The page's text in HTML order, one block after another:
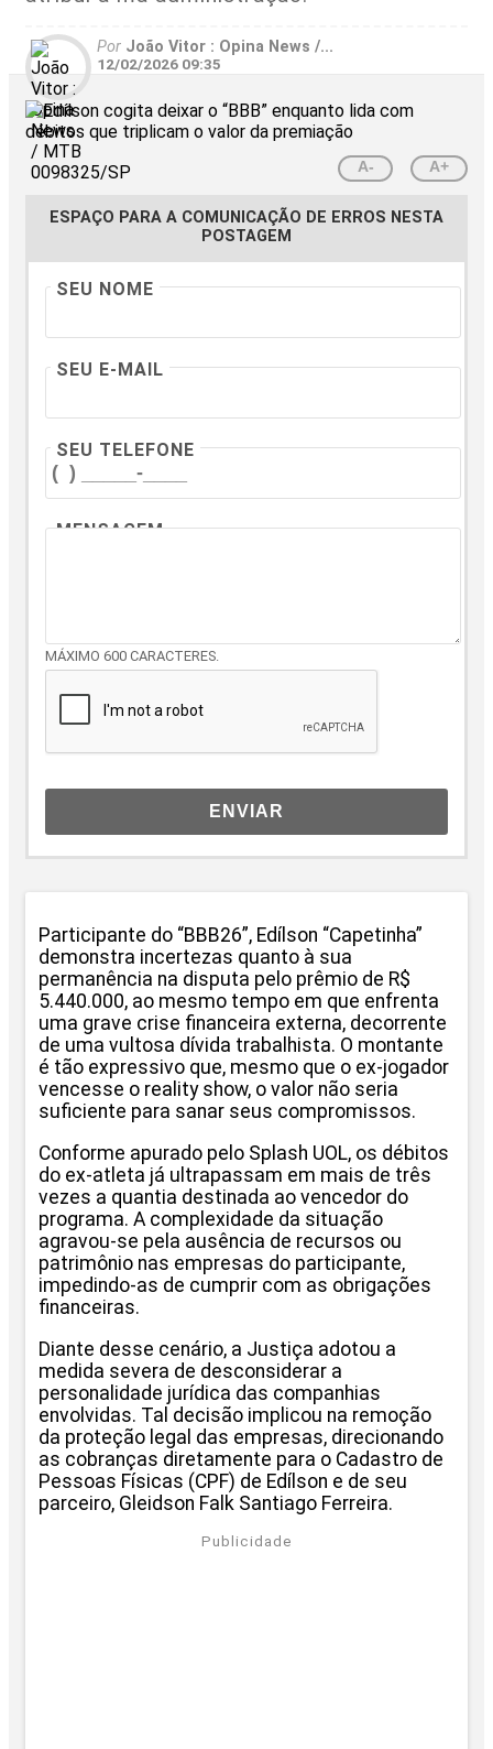
Por João Vitor : Opina News /...
12/02/2026 09:35
A- A+
ESPAÇO PARA A COMUNICAÇÃO DE ERROS NESTA
POSTAGEM
SEU NOME
SEU E-MAIL
SEU TELEFONE
MENSAGEM
MÁXIMO 600 CARACTERES.
ENVIAR
Participante do “BBB26”, Edílson “Capetinha”
demonstra incertezas quanto à sua
permanência na disputa pelo prêmio de R$
5.440.000, ao mesmo tempo em que enfrenta
uma grave crise financeira externa, decorrente
de uma vultosa dívida trabalhista. O montante
é tão expressivo que, mesmo que o ex-jogador
vencesse o reality show, o valor não seria
suficiente para sanar seus compromissos.
Conforme apurado pelo Splash UOL, os débitos
do ex-atleta já ultrapassam em mais de três
vezes a quantia destinada ao vencedor do
programa. A complexidade da situação
agravou-se pela ausência de recursos ou
patrimônio nas empresas do participante,
impedindo-as de cumprir com as obrigações
financeiras.
Diante desse cenário, a Justiça adotou a
medida severa de desconsiderar a
personalidade jurídica das companhias
envolvidas. Tal decisão implicou na remoção
da proteção legal das empresas, direcionando
as cobranças diretamente para o Cadastro de
Pessoas Físicas (CPF) de Edílson e de seu
parceiro, Gleidson Falk Santiago Ferreira.
Publicidade